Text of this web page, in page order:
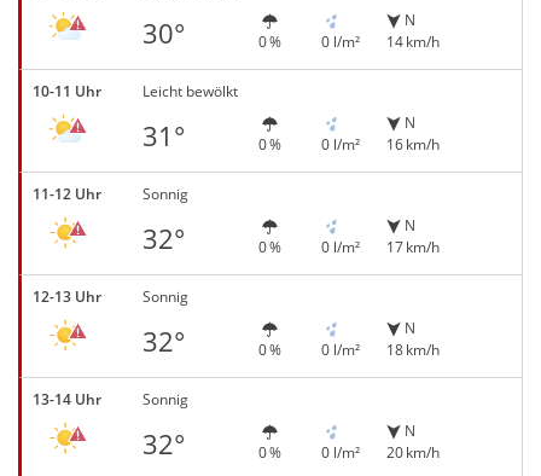
30° 0 % 0 l/m²
N
14 km/h
10-11 Uhr Leicht bewölkt
31° 0 % 0 l/m²
N
16 km/h
11-12 Uhr Sonnig
32° 0 % 0 l/m²
N
17 km/h
12-13 Uhr Sonnig
32° 0 % 0 l/m²
N
18 km/h
13-14 Uhr Sonnig
32° 0 % 0 l/m²
N
20 km/h